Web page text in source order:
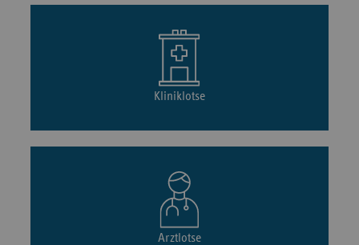
Kliniklotse
Arztlotse